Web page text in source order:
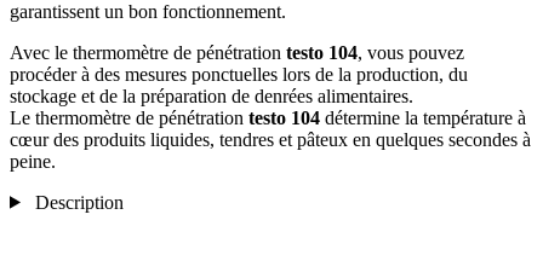
garantissent un bon fonctionnement.
Avec le thermomètre de pénétration testo 104, vous pouvez
procéder à des mesures ponctuelles lors de la production, du
stockage et de la préparation de denrées alimentaires.
Le thermomètre de pénétration testo 104 détermine la température à
cœur des produits liquides, tendres et pâteux en quelques secondes à
peine.
Description